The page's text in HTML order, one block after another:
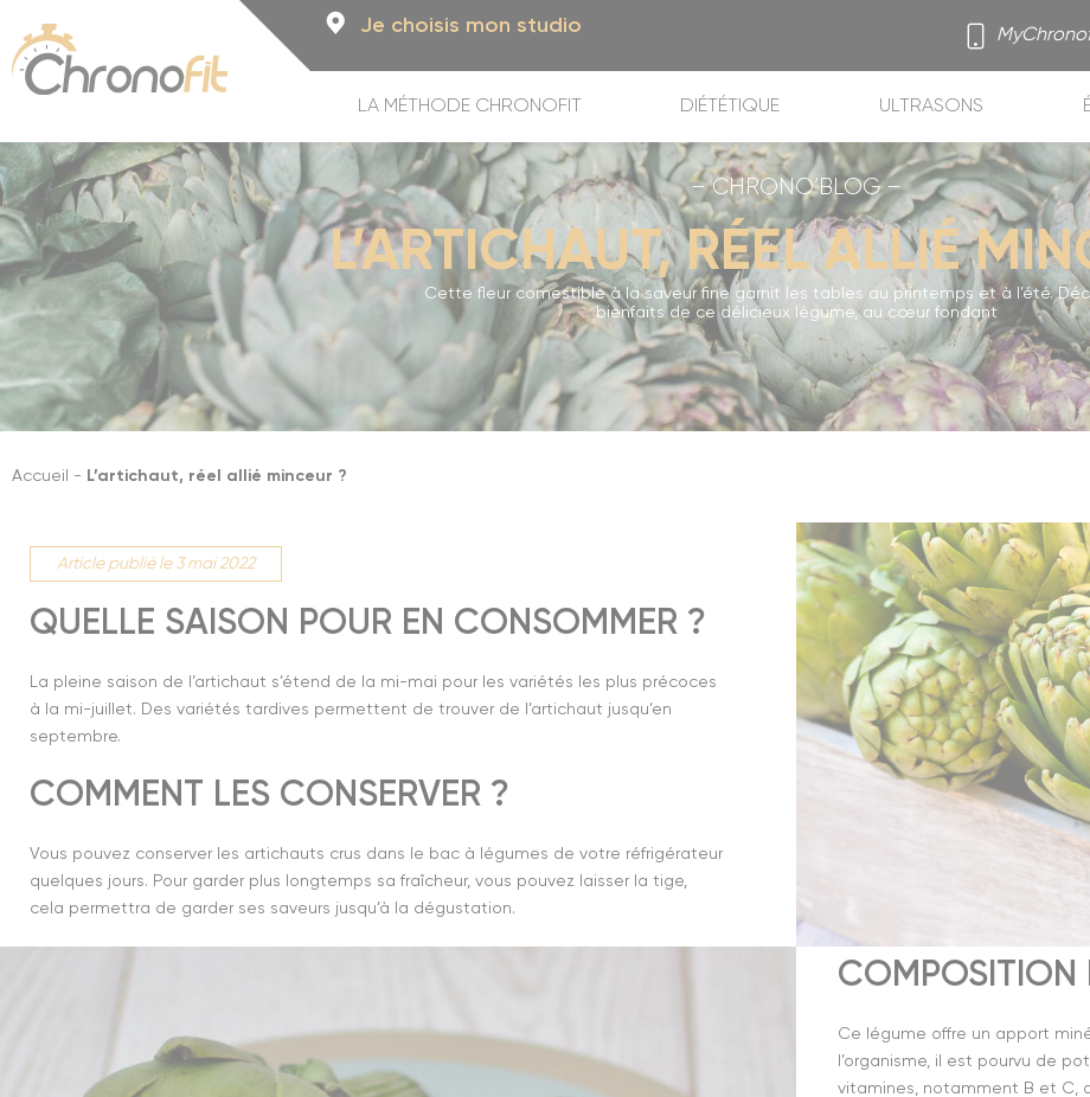
Je choisis mon studio
Grenoble
MARSEILLE
Marseille (Vieux Port)
PARIS
Plaisir
VALENCIENNES
Valenciennes
LA MÉTHODE CHRONOFIT DIÉTÉTIQUE ULTRASONS
– CHRONO’BLOG –
L’ARTICHAUT, RÉEL ALLIÉ
Cette fleur comestible à la saveur fine garnit les tables au printemps et à l’été.
bienfaits de ce délicieux légume, au cœur fondant
Accueil - L’artichaut, réel allié minceur ?
Article publié le 3 mai 2022
QUELLE SAISON POUR EN CONSOMMER ?
La pleine saison de l’artichaut s’étend de la mi-mai pour les variétés les plus précoces
à la mi-juillet. Des variétés tardives permettent de trouver de l’artichaut jusqu’en
septembre.
COMMENT LES CONSERVER ?
Vous pouvez conserver les artichauts crus dans le bac à légumes de votre réfrigérateur
quelques jours. Pour garder plus longtemps sa fraîcheur, vous pouvez laisser la tige,
cela permettra de garder ses saveurs jusqu’à la dégustation.
COMPOSITION
Ce légume offre un apport
l’organisme, il est pourvu de
vitamines, notamment B et C,